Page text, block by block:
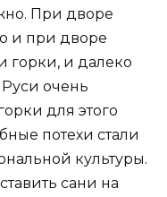
При дворе
и при дворе
горки, и далеко
очень
для этого
потехи стали
культуры.
сани на